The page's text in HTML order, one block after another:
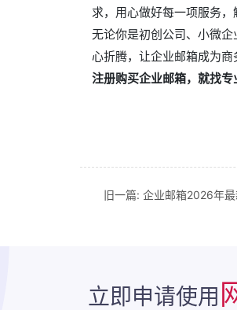
求，用心做好每一项服务，
无论你是初创公司、小微
心折腾，让企业邮箱成为商
注册购买企业邮箱，就找
旧一篇: 企业邮箱2026年最
立即申请使用